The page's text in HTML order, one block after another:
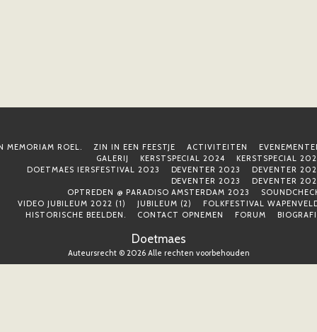
Doetmaes
Auteursrecht © 2026 Alle rechten voorbehouden
MEMORIAM ROEL. ZIN IN EEN FEESTJE ACTIVITEITEN
GALERIJ
KERSTSPECIAL 2024
KERSTSPECIAL
DOETMAES IERSFESTIVAL 2023
DEVENTER 2023
DEVENTER
DEVENTER 2023
DEVENTER
OPTREDEN @ PARADISO AMSTERDAM 2023
VIDEO JUBILEUM 2022 (1)
JUBILEUM (2)
FOLKFESTIVAL
HISTORISCHE BEELDEN.
CONTACT OPNEMEN FORUM